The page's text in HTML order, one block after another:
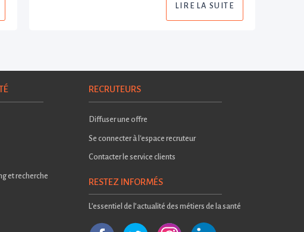
LIRE LA SUITE
et recherche
RECRUTEURS
Diffuser une offre
Se connecter à l'espace recruteur
Contacter le service clients
RESTEZ INFORMÉS
L’essentiel de l’actualité des métiers de la santé